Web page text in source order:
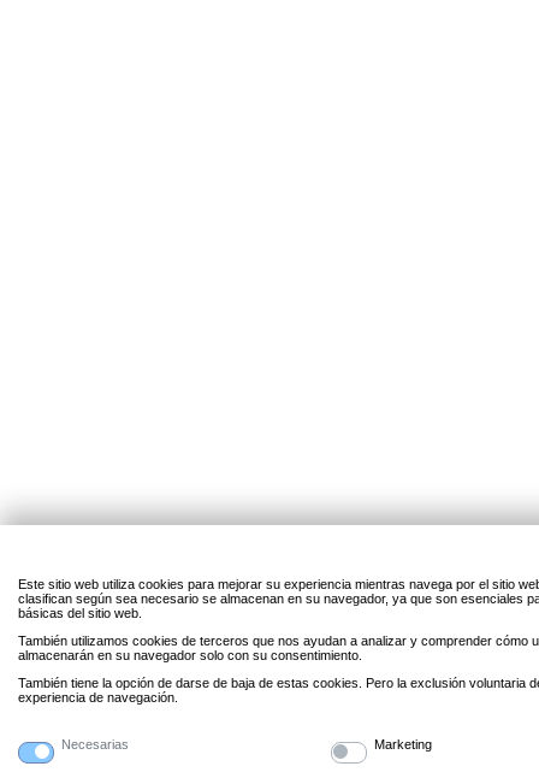
Este sitio web utiliza cookies para mejorar su experiencia mientras navega por el sitio
clasifican según sea necesario se almacenan en su navegador, ya que son esenciales
básicas del sitio web.
También utilizamos cookies de terceros que nos ayudan a analizar y comprender cómo
almacenarán en su navegador solo con su consentimiento.
También tiene la opción de darse de baja de estas cookies. Pero la exclusión voluntaria
experiencia de navegación.
Necesarias Marketing